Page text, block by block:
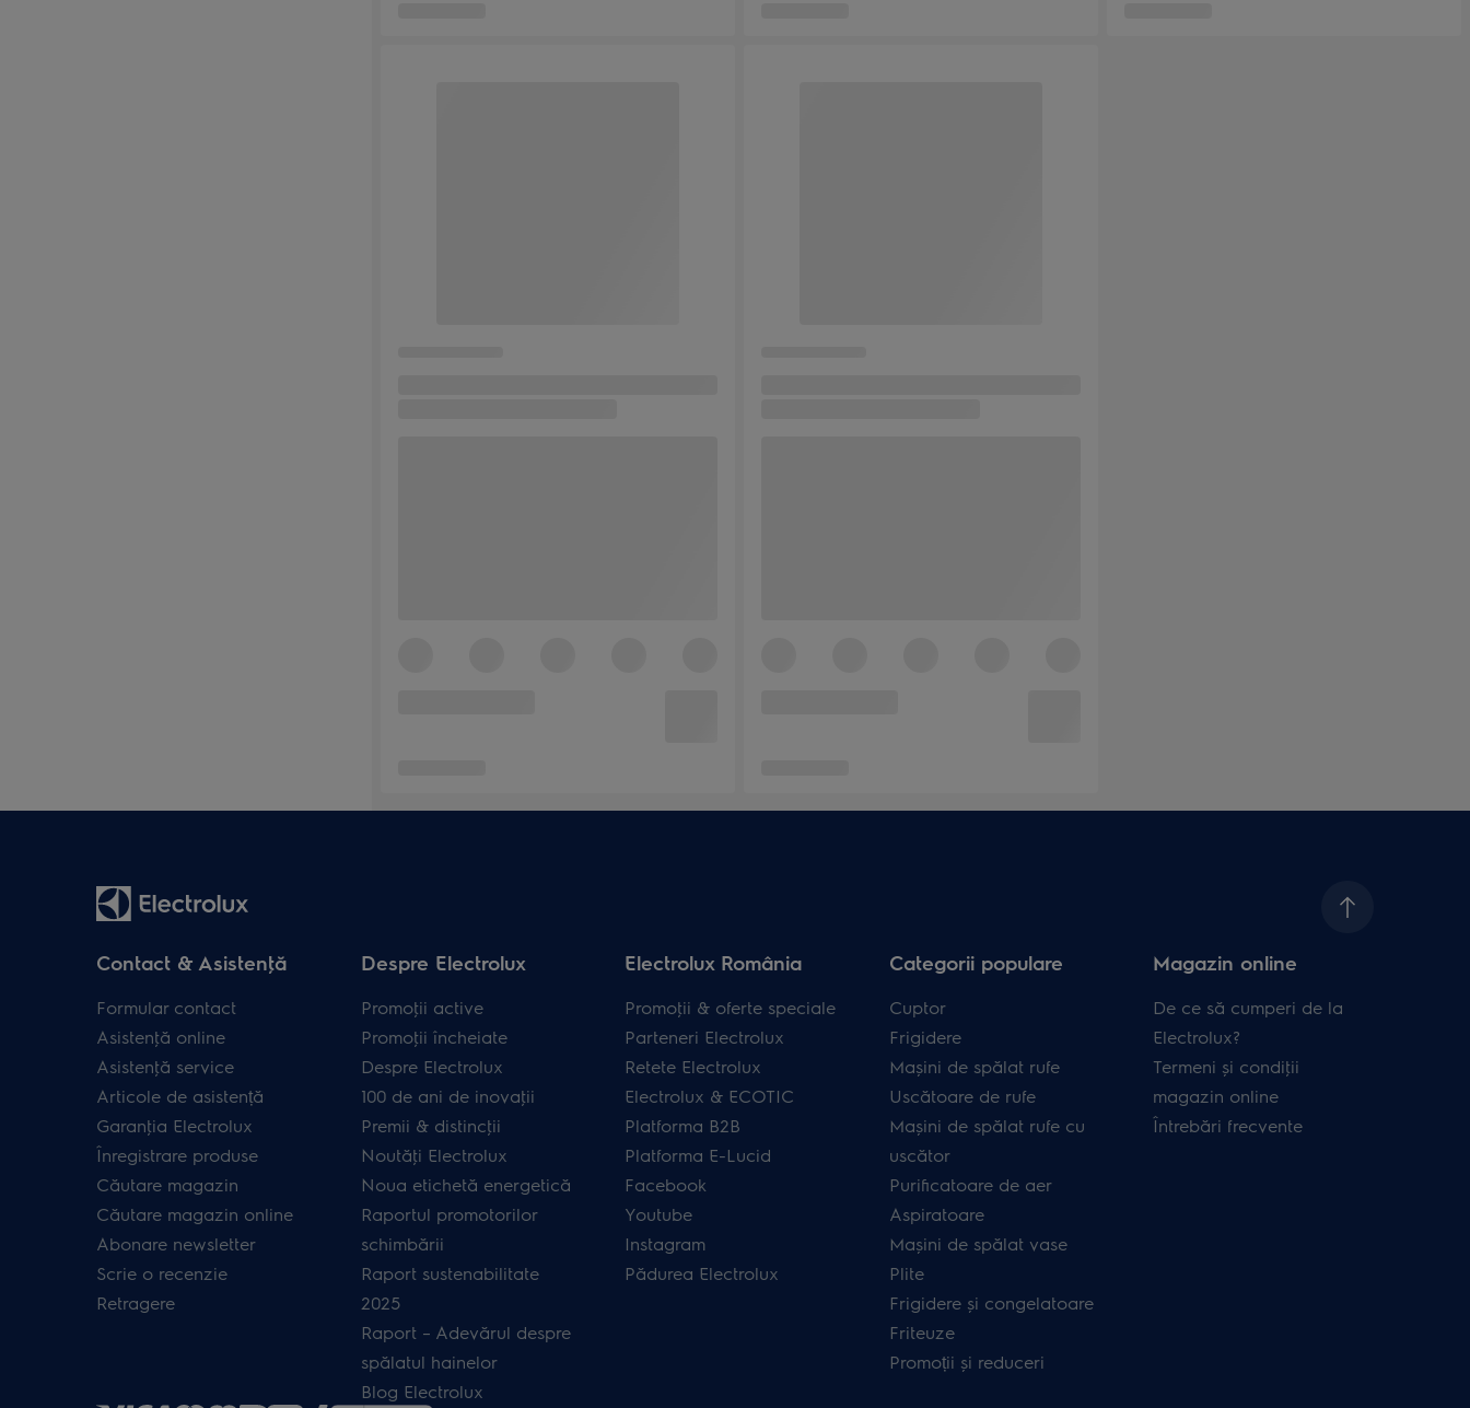
Contact & Asistenţă
Formular contact
Asistenţă online
Asistenţă service
Articole de asistență
Garanţia Electrolux
Înregistrare produse
Căutare magazin
Căutare magazin online
Abonare newsletter
Scrie o recenzie
Retragere
Despre Electrolux
Promoţii active
Promoţii încheiate
Despre Electrolux
100 de ani de inovaţii
Premii & distincţii
Noutăţi Electrolux
Noua etichetă energetică
Raportul promotorilor
schimbării
Raport sustenabilitate
2025
Raport – Adevărul despre
spălatul hainelor
Blog Electrolux
Electrolux România
Promoţii & oferte speciale
Parteneri Electrolux
Retete Electrolux
Electrolux & ECOTIC
Platforma B2B
Platforma E-Lucid
Facebook
Youtube
Instagram
Pădurea Electrolux
Categorii populare
Cuptor
Frigidere
Mașini de spălat rufe
Uscătoare de rufe
Mașini de spălat rufe cu
uscător
Purificatoare de aer
Aspiratoare
Mașini de spălat vase
Plite
Frigidere și congelatoare
Friteuze
Promoții și reduceri
Magazin online
De ce să cumperi de la
Electrolux?
Termeni și condiţii
magazin online
Întrebări frecvente